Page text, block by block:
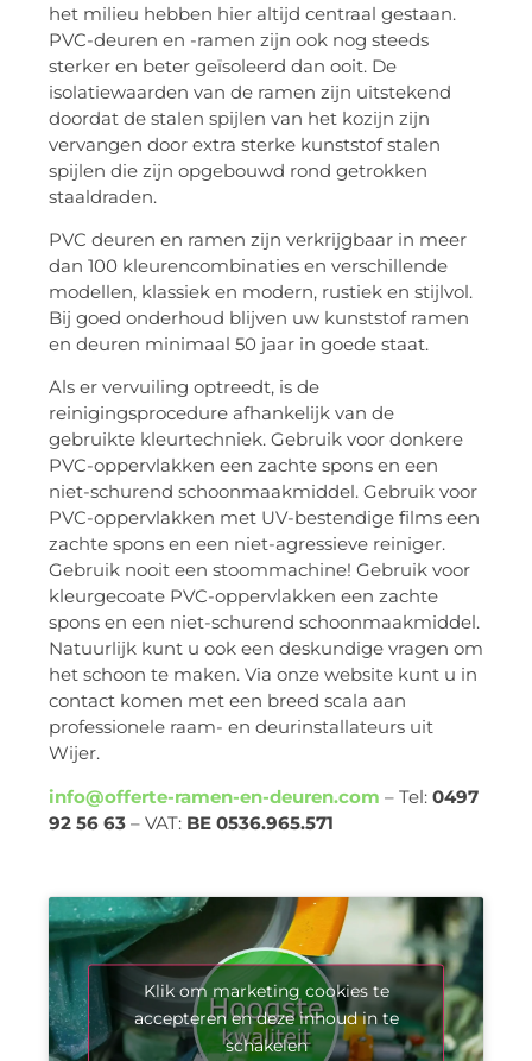
het milieu hebben hier altijd centraal gestaan.
PVC-deuren en -ramen zijn ook nog steeds
sterker en beter geïsoleerd dan ooit. De
isolatiewaarden van de ramen zijn uitstekend
doordat de stalen spijlen van het kozijn zijn
vervangen door extra sterke kunststof stalen
spijlen die zijn opgebouwd rond getrokken
staaldraden.
PVC deuren en ramen zijn verkrijgbaar in meer
dan 100 kleurencombinaties en verschillende
modellen, klassiek en modern, rustiek en stijlvol.
Bij goed onderhoud blijven uw kunststof ramen
en deuren minimaal 50 jaar in goede staat.
Als er vervuiling optreedt, is de
reinigingsprocedure afhankelijk van de
gebruikte kleurtechniek. Gebruik voor donkere
PVC-oppervlakken een zachte spons en een
niet-schurend schoonmaakmiddel. Gebruik voor
PVC-oppervlakken met UV-bestendige films een
zachte spons en een niet-agressieve reiniger.
Gebruik nooit een stoommachine! Gebruik voor
kleurgecoate PVC-oppervlakken een zachte
spons en een niet-schurend schoonmaakmiddel.
Natuurlijk kunt u ook een deskundige vragen om
het schoon te maken. Via onze website kunt u in
contact komen met een breed scala aan
professionele raam- en deurinstallateurs uit
Wijer.
info@offerte-ramen-en-deuren.com – Tel: 0497
92 56 63 – VAT: BE 0536.965.571
Klik om marketing cookies te
accepteren en deze inhoud in te
schakelen